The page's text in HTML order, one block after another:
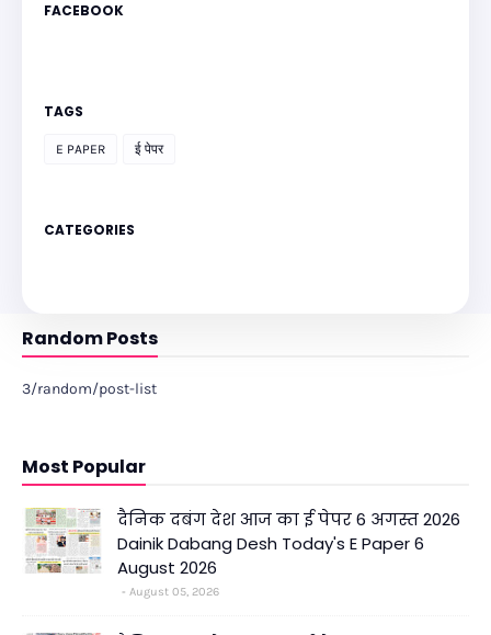
FACEBOOK
TAGS
E PAPER ई पेपर
CATEGORIES
Random Posts
3/random/post-list
Most Popular
दैनिक दबंग देश आज का ई पेपर 6 अगस्त 2026
Dainik Dabang Desh Today's E Paper 6
August 2026
August 05, 2026